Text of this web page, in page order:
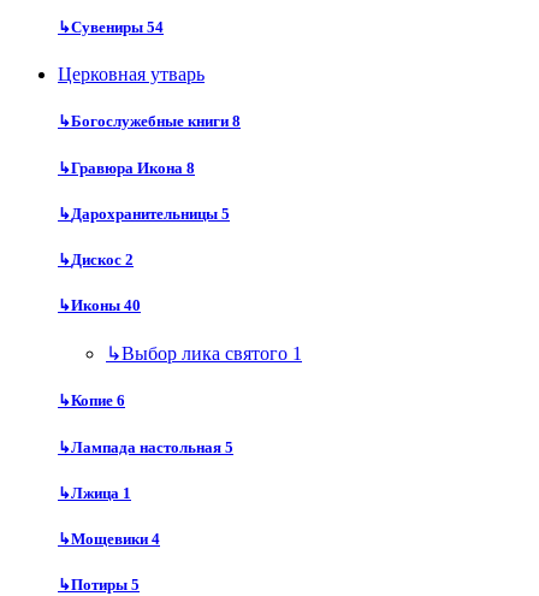
↳Сувениры 54
Церковная утварь
↳Богослужебные книги 8
↳Гравюра Икона 8
↳Дарохранительницы 5
↳Дискос 2
↳Иконы 40
↳Выбор лика святого 1
↳Копие 6
↳Лампада настольная 5
↳Лжица 1
↳Мощевики 4
↳Потиры 5